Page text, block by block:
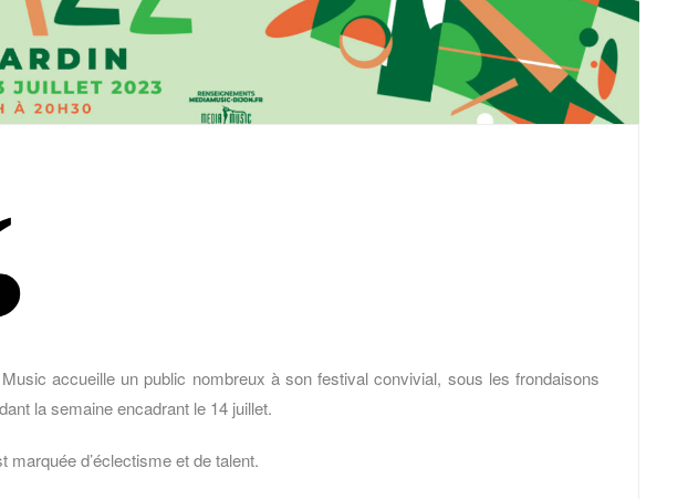
accueille un public nombreux à son festival convivial, sous les frondaisons
la semaine encadrant le 14 juillet.
marquée d’éclectisme et de talent.